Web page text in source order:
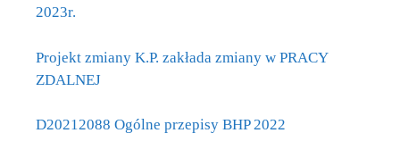
2023r.
Projekt zmiany K.P. zakłada zmiany w PRACY
ZDALNEJ
D20212088 Ogólne przepisy BHP 2022